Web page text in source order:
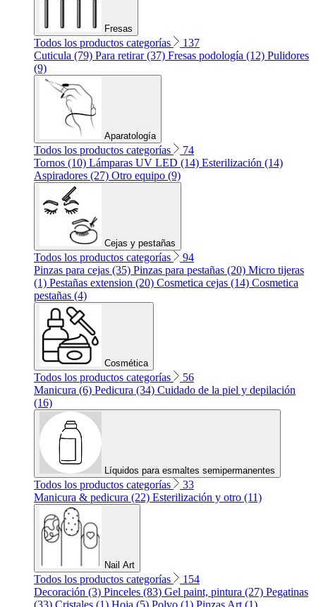
Fresas
Todos los productos categorías
137
Cuticula (79) Para retirar (37) Fresas podología (12) Pulidores
(9)
Aparatología
Todos los productos categorías
74
Tornos (10) Lámparas UV LED (14) Esterilización (14)
Aspiradores (27) Otro equipo (9)
Cejas y pestañas
Todos los productos categorías
94
Pinzas para cejas (35) Pinzas para pestañas (20) Micro tijeras
(1) Pestañas extension (20) Cosmetica cejas (14) Cosmetica
pestañas (4)
Cosmética
Todos los productos categorías
56
Manicura (6) Pedicura (34) Cuidado de la piel y depilación
(16)
Líquidos para esmaltes semipermanentes
Todos los productos categorías
33
Manicura & pedicura (22) Esterilización y otro (11)
Nail Art
Todos los productos categorías
154
Decoración (3) Pinceles (83) Gel paint, pintura (27) Pegatinas
(33) Cristales (1) Hoja (5) Polvo (1) Pinzas Art (1)